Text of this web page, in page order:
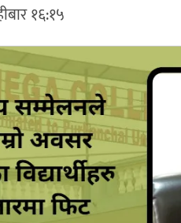
१६:१५